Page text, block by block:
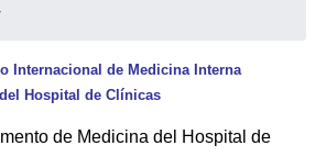
Internacional de Medicina Interna
del Hospital de Clínicas
de Medicina del Hospital de